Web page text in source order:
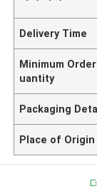
Delivery Time
Minimum Order
uantity
Packaging
Place of Origin